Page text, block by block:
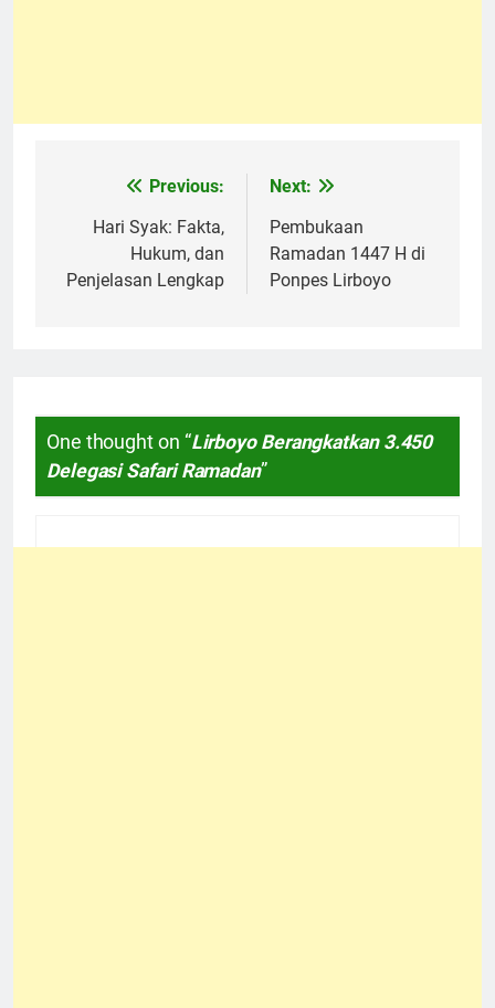
Navigasi
pos
Previous:
Hari Syak: Fakta,
Hukum, dan
Penjelasan Lengkap
Next:
Pembukaan
Ramadan 1447 H di
Ponpes Lirboyo
One thought on “Lirboyo Berangkatkan 3.450
Delegasi Safari Ramadan”